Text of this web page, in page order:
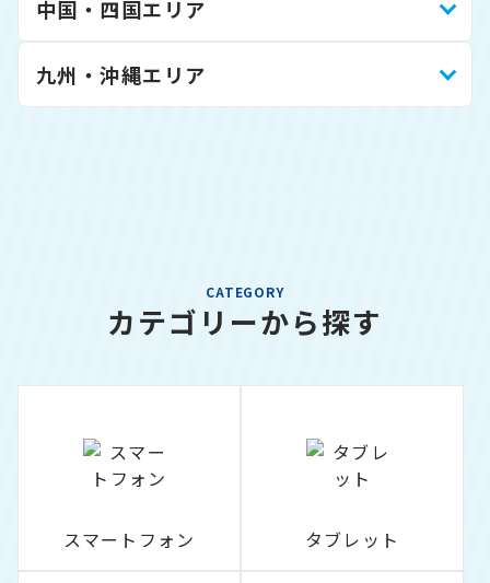
中国・四国エリア
九州・沖縄エリア
CATEGORY
カテゴリーから探す
スマートフォン タブレット